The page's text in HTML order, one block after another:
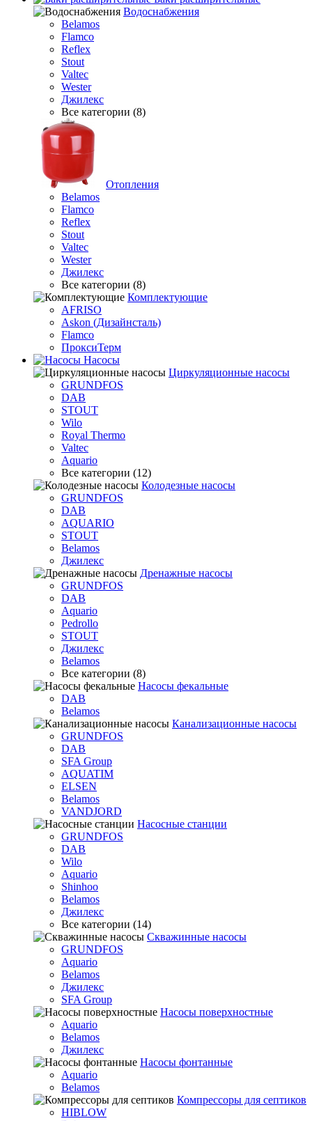
Водоснабжения
Belamos
Flamco
Reflex
Stout
Valtec
Wester
Джилекс
Все категории (8)
Отопления
Belamos
Flamco
Reflex
Stout
Valtec
Wester
Джилекс
Все категории (8)
Комплектующие
AFRISO
Askon (Дизайнсталь)
Flamco
ПроксиТерм
Насосы
Циркуляционные насосы
GRUNDFOS
DAB
STOUT
Wilo
Royal Thermo
Valtec
Aquario
Все категории (12)
Колодезные насосы
GRUNDFOS
DAB
AQUARIO
STOUT
Belamos
Джилекс
Дренажные насосы
GRUNDFOS
DAB
Aquario
Pedrollo
STOUT
Джилекс
Belamos
Все категории (8)
Насосы фекальные
DAB
Belamos
Канализационные насосы
GRUNDFOS
DAB
SFA Group
AQUATIM
ELSEN
Belamos
VANDJORD
Насосные станции
GRUNDFOS
DAB
Wilo
Aquario
Shinhoo
Belamos
Джилекс
Все категории (14)
Скважинные насосы
GRUNDFOS
Aquario
Belamos
Джилекс
SFA Group
Насосы поверхностные
Aquario
Belamos
Джилекс
Насосы фонтанные
Aquario
Belamos
Компрессоры для септиков
HIBLOW